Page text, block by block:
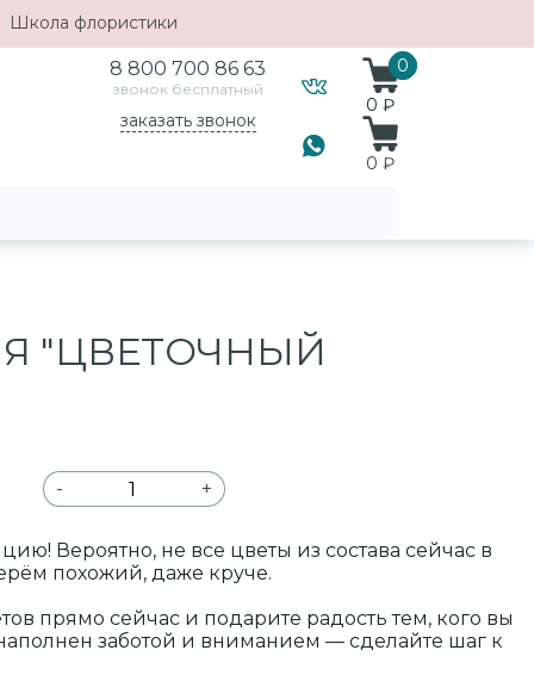
Школа флористики
8 800 700 86 63
звонок бесплатный
заказать звонок
0
0 ₽
0
0 ₽
"ЦВЕТОЧНЫЙ
- +
Вероятно, не все цветы из состава сейчас в
похожий, даже круче.
прямо сейчас и подарите радость тем, кого вы
заботой и вниманием — сделайте шаг к